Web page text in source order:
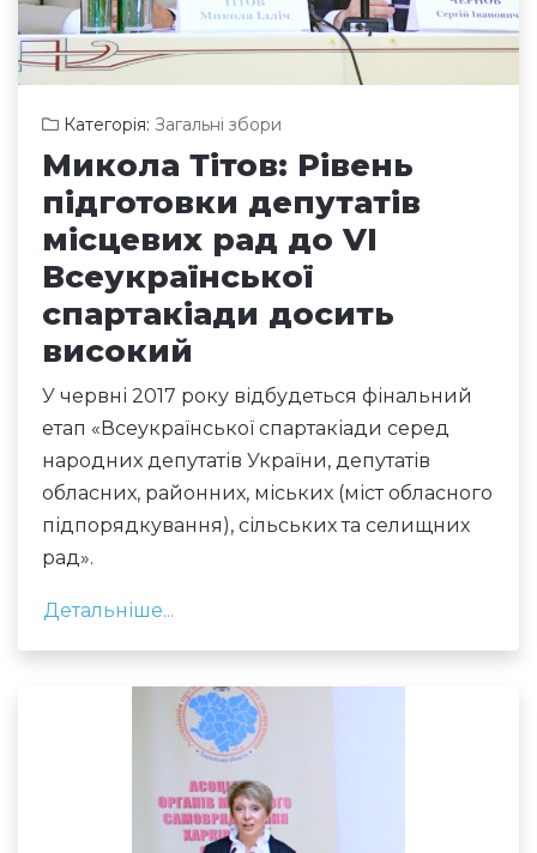
Категорія: Загальні збори
Микола Тітов: Рівень
підготовки депутатів
місцевих рад до VI
Всеукраїнської
спартакіади досить
високий
У червні 2017 року відбудеться фінальний
етап «Всеукраїнської спартакіади серед
народних депутатів України, депутатів
обласних, районних, міських (міст обласного
підпорядкування), сільських та селищних
рад».
Детальніше...